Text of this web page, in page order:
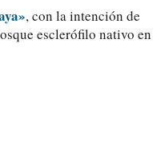
, con la intención de
esclerófilo nativo en